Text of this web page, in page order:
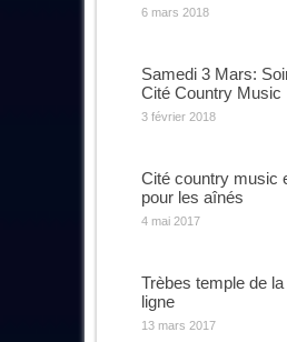
6 mars 2018
Samedi 3 Mars:
Cité Country Music
3 février 2018
Cité country music
pour les aînés
4 mai 2017
Trèbes temple de
ligne
13 mars 2017